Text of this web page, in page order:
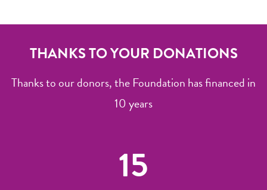
THANKS TO YOUR DONATIONS
Thanks to our donors, the Foundation has financed in
10 years
15